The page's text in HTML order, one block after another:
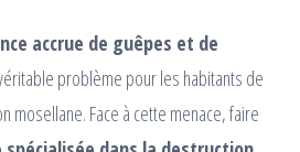
accrue de guêpes et de
problème pour les habitants de
mosellane. Face à cette menace, faire